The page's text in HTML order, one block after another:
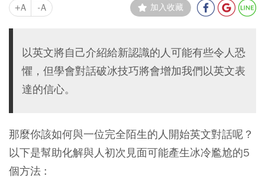
+A -A 加入收藏
以英文將自己介紹給新認識的人可能有些令人恐
懼，但學會對話破冰技巧將會增加我們以英文表
達的信心。
那麼你該如何與一位完全陌生的人開始英文對話呢？
以下是幫助化解與人初次見面可能產生冰冷尷尬的5
個方法 :